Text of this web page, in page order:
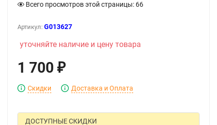
Всего просмотров этой страницы: 66
Артикул: G013627
уточняйте наличие и цену товара
1 700 ₽
Скидки Доставка и Оплата
ДОСТУПНЫЕ СКИДКИ